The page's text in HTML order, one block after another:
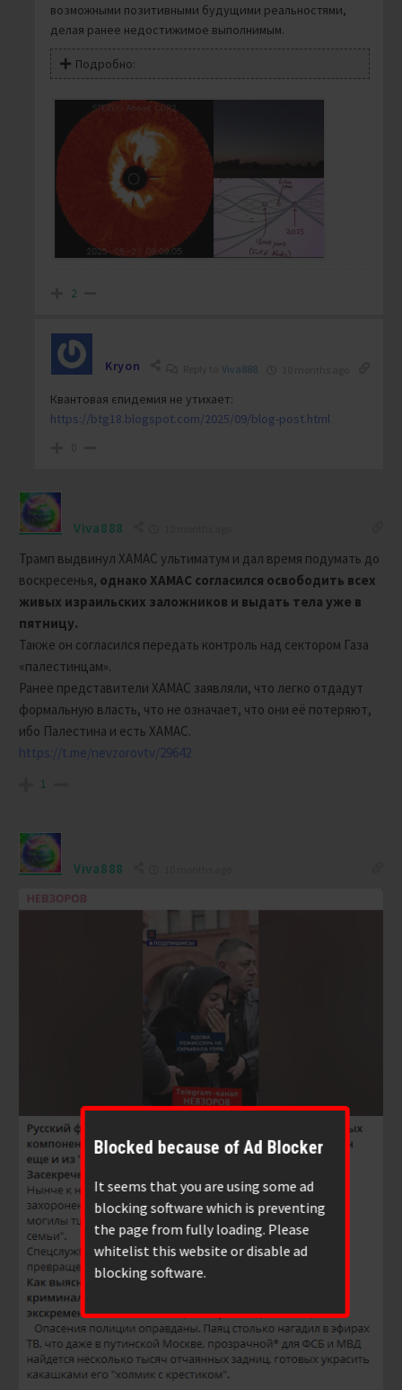
возможными позитивными будущими реальностями,
делая ранее недостижимое выполнимым.
Подробно:
2
Kryon Viva888
Квантовая єпидемия не утихает:
https://btg18.blogspot.com/2025/09/blog-post.html
Viva888
Трамп выдвинул ХАМАС ультиматум и дал время подумать до
воскресенья, однако ХАМАС согласился освободить всех
живых израильских заложников и выдать тела уже в
пятницу.
Также он согласился передать контроль над сектором Газа
«палестинцам».
Ранее представители ХАМАС заявляли, что легко отдадут
формальную власть, что не означает, что они её потеряют,
ибо Палестина и есть ХАМАС.
https://t.me/nevzorovtv/29642
1
Viva888
Blocked because of Ad Blocker
It seems that you are using some ad
blocking software which is preventing
the page from fully loading. Please
whitelist this website or disable ad
blocking software.